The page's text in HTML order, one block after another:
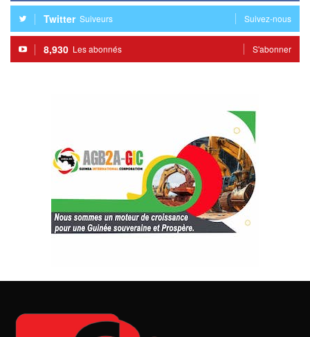
Twitter Suiveurs Suivez-nous
8,930 Les abonnés S'abonner